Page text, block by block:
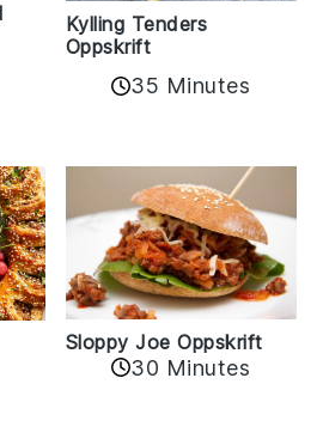
Kylling Tenders
Oppskrift
35 Minutes
Sloppy Joe Oppskrift
30 Minutes